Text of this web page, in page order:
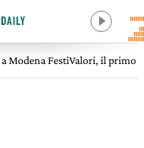
Modena FestiValori, il primo